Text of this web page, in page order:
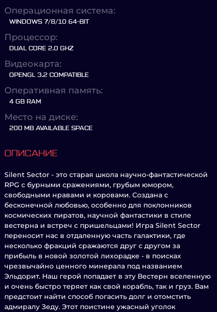
Операционная система:
WINDOWS 7/8/10 64-BIT
Процессор:
DUAL CORE 2.0 GHZ
Видеокарта:
OPENGL 3.2 COMPATIBLE
Оперативная память:
4 GB RAM
Место на диске:
200 MB AVAILABLE SPACE
ОПИСАНИЕ
Silent Sector - это старая школа научно-фантастической
RPG с бурными сражениями, грубым юмором,
свободными нравами и коровами. Создана с
бесконечной любовью, особенно для поклонников
космических пиратов, научной фантастики в стиле
вестерна и встреч с пришельцами! Игра Silent Sector
переносит нас в отдаленную часть галактики, где
несколько фракций сражаются друг с другом за
прибыль в новой золотой лихорадке - в поисках
чрезвычайно ценного минерала под названием
Эльдорит. Наш герой попадает в эту Вестерн вселенную
и очень быстро теряет как свой корабль, так и груз. Вам
предстоит найти способ погасить долг и отомстить
адмиралу Зеду. Этот поистине ужасный уголок